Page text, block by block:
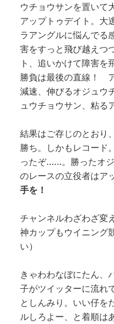
ウチョウサンを置いて
アップトゥデイト。大
ラアングルに悩んでる
害をすっと飛び越えつ
ト、追いかけて障害を
勝負は最後の直線！
減速、伸びるオジュウ
ュウチョウサン、粘る
結果はご存じのとおり
勝ち。しかもレコード
ったぞ……。勝ったオ
のレースの立役者はア
手を！
チャンネルわざわざ変
神カップもウイニング
い）
きゃわわなぼにたん、
子がツイッターに流れ
としんみり。いい仔を
ルしろよー、と着順は